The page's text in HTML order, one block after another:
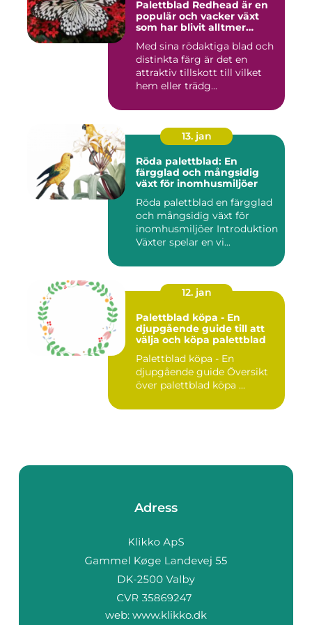
Palettblad Redhead är en
populär och vacker växt
som har blivit alltmer
trädgårdsentusiaster
Med sina rödaktiga blad och
distinkta färg är det en
attraktiv tillskott till vilket
hem eller trädg...
13. jan
Röda palettblad: En
färgglad och mångsidig
växt för inomhusmiljöer
Röda palettblad en färgglad
och mångsidig växt för
inomhusmiljöer Introduktion
Växter spelar en vi...
12. jan
Palettblad köpa - En
djupgående guide till att
välja och köpa palettblad
Palettblad köpa - En
djupgående guide Översikt
över palettblad köpa ...
Adress
web: www.klikko.dk